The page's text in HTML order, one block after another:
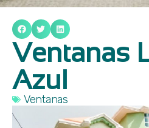
Ventanas
Azul
Ventanas